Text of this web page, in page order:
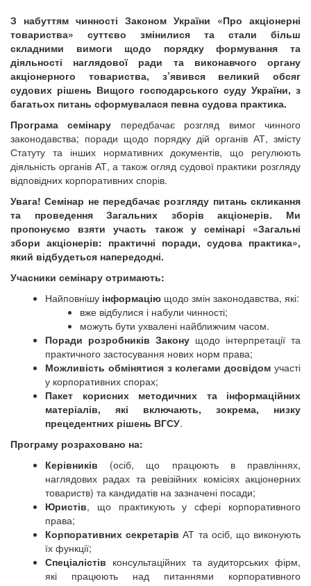
З набуттям чинності Законом України «Про акціонерні
товариства» суттєво змінилися та стали більш
складними вимоги щодо порядку формування та
діяльності наглядової ради та виконавчого органу
акціонерного товариства, з’явився великий обсяг
судових рішень Вищого господарського суду України, з
багатьох питань сформувалася певна судова практика.
Програма семінару передбачає розгляд вимог чинного
законодавства; поради щодо порядку дій органів АТ, змісту
Статуту та інших нормативних документів, що регулюють
діяльність органів АТ, а також огляд судової практики розгляду
відповідних корпоративних спорів.
Увага! Семінар не передбачає розгляду питань скликання
та проведення Загальних зборів акціонерів. Ми
пропонуємо взяти участь також у семінарі «Загальні
збори акціонерів: практичні поради, судова практика»,
який відбудеться напередодні.
Учасники семінару отримають:
Найповнішу інформацію щодо змін законодавства, які:
вже відбулися і набули чинності;
можуть бути ухвалені найближчим часом.
Поради розробників Закону щодо інтерпретації та
практичного застосування нових норм права;
Можливість обмінятися з колегами досвідом участі
у корпоративних спорах;
Пакет корисних методичних та інформаційних
матеріалів, які включають, зокрема, низку
прецедентних рішень ВГСУ.
Програму розраховано на:
Керівників (осіб, що працюють в правліннях,
наглядових радах та ревізійних комісіях акціонерних
товариств) та кандидатів на зазначені посади;
Юристів, що практикують у сфері корпоративного
права;
Корпоративних секретарів АТ та осіб, що виконують
їх функції;
Спеціалістів консультаційних та аудиторських фірм,
які працюють над питаннями корпоративного